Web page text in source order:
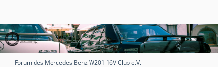
Forum des Mercedes-Benz W201 16V Club e.V.